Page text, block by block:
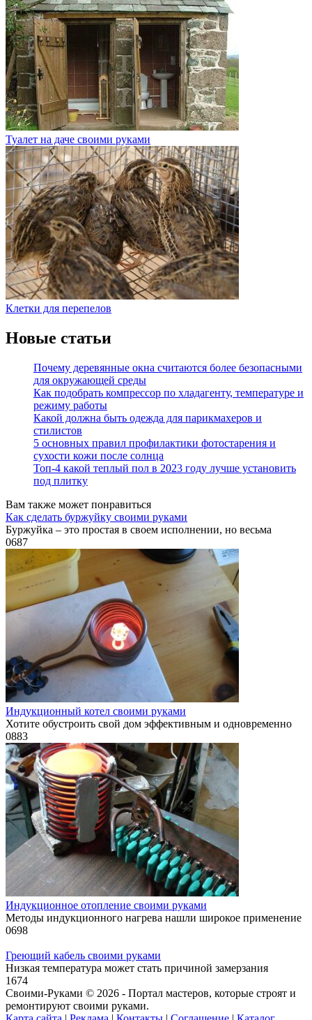
Туалет на даче своими руками
Клетки для перепелов
Новые статьи
Почему деревянные окна считаются более безопасными
для окружающей среды
Как подобрать компрессор по хладагенту, температуре и
режиму работы
Какой должна быть одежда для парикмахеров и
стилистов
5 основных правил профилактики фотостарения и
сухости кожи после солнца
Топ-4 какой теплый пол в 2023 году лучше установить
под плитку
Вам также может понравиться
Как сделать буржуйку своими руками
Буржуйка – это простая в своем исполнении, но весьма
0687
Индукционный котел своими руками
Хотите обустроить свой дом эффективным и одновременно
0883
Индукционное отопление своими руками
Методы индукционного нагрева нашли широкое применение
0698
Греющий кабель своими руками
Низкая температура может стать причиной замерзания
1674
Своими-Руками © 2026 - Портал мастеров, которые строят и
ремонтируют своими руками.